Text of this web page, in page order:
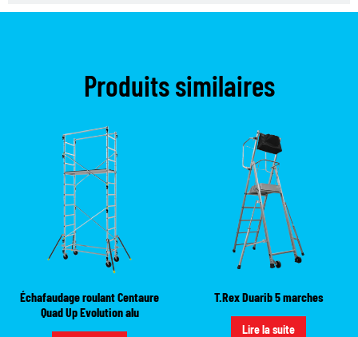
Produits similaires
Échafaudage roulant Centaure
Quad Up Evolution alu
T.Rex Duarib 5 marches
Lire la suite